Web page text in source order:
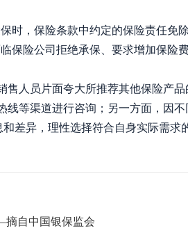
时，保险条款中约定的保险责任免
保险公司拒绝承保、要求增加保险费
人员片面夸大所推荐其他保险产
线等渠道进行咨询；另一方面，因
差异，理性选择符合自身实际需求
摘自中国银保监会